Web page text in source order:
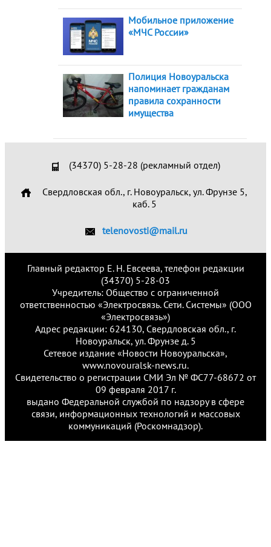
Мобильное приложение
«МЧС России»
Полиция Новоуральска
напоминает гражданам
правила сохранности
имущества
(34370) 5-28-28 (рекламный отдел)
Свердловская обл., г. Новоуральск, ул. Фрунзе 5,
каб. 5
telenovosti@mail.ru
Главный редактор Е. Н. Евсеева, телефон редакции
(34370) 5-28-03
Учредитель: Общество с ограниченной
ответственностью «Электросвязь. Сети. Системы» (ООО
«Электросвязь»)
Адрес редакции: 624130, Свердловская обл., г.
Новоуральск, ул. Фрунзе д. 5
Сетевое издание «Новости Новоуральска»,
www.novouralsk-news.ru.
Свидетельство о регистрации СМИ Эл № ФС77-68672 от
09 февраля 2017 г.
выдано Федеральной службой по надзору в сфере
связи, информационных технологий и массовых
коммуникаций (Роскомнадзор).